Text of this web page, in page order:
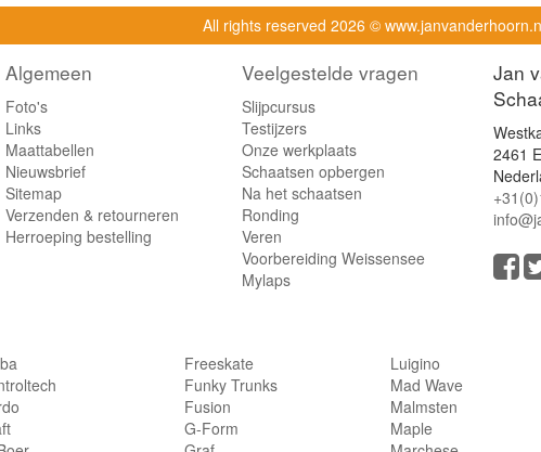
All rights reserved 2026 ©
Algemeen
Foto's
Links
Maattabellen
Nieuwsbrief
Sitemap
Verzenden & retourneren
Herroeping bestelling
Veelgestelde vragen
Slijpcursus
Testijzers
Onze werkplaats
Schaatsen opbergen
Na het schaatsen
Ronding
Veren
Voorbereiding Weissensee
Mylaps
Jan
2461
Freeskate
Funky Trunks
Fusion
G-Form
Luigino
Mad Wave
Malmsten
Maple